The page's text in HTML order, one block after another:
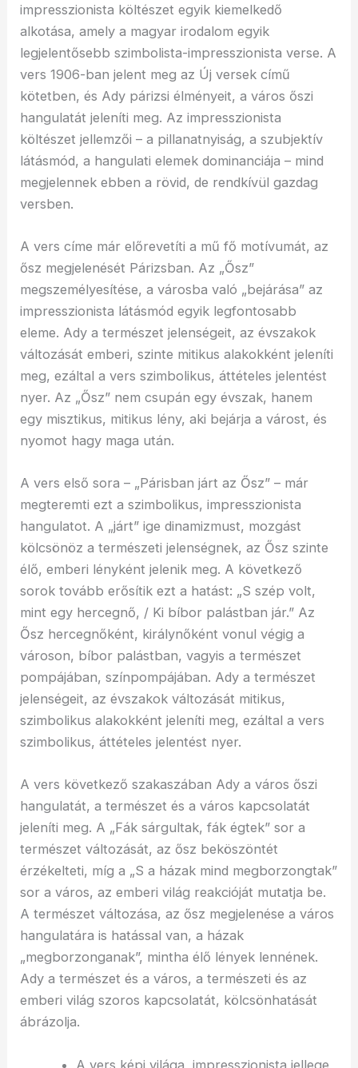
impresszionista költészet egyik kiemelkedő
alkotása, amely a magyar irodalom egyik
legjelentősebb szimbolista-impresszionista verse. A
vers 1906-ban jelent meg az Új versek című
kötetben, és Ady párizsi élményeit, a város őszi
hangulatát jeleníti meg. Az impresszionista
költészet jellemzői – a pillanatnyiság, a szubjektív
látásmód, a hangulati elemek dominanciája – mind
megjelennek ebben a rövid, de rendkívül gazdag
versben.
A vers címe már előrevetíti a mű fő motívumát, az
ősz megjelenését Párizsban. Az „Ősz”
megszemélyesítése, a városba való „bejárása” az
impresszionista látásmód egyik legfontosabb
eleme. Ady a természet jelenségeit, az évszakok
változását emberi, szinte mitikus alakokként jeleníti
meg, ezáltal a vers szimbolikus, áttételes jelentést
nyer. Az „Ősz” nem csupán egy évszak, hanem
egy misztikus, mitikus lény, aki bejárja a várost, és
nyomot hagy maga után.
A vers első sora – „Párisban járt az Ősz” – már
megteremti ezt a szimbolikus, impresszionista
hangulatot. A „járt” ige dinamizmust, mozgást
kölcsönöz a természeti jelenségnek, az Ősz szinte
élő, emberi lényként jelenik meg. A következő
sorok tovább erősítik ezt a hatást: „S szép volt,
mint egy hercegnő, / Ki bíbor palástban jár.” Az
Ősz hercegnőként, királynőként vonul végig a
városon, bíbor palástban, vagyis a természet
pompájában, színpompájában. Ady a természet
jelenségeit, az évszakok változását mitikus,
szimbolikus alakokként jeleníti meg, ezáltal a vers
szimbolikus, áttételes jelentést nyer.
A vers következő szakaszában Ady a város őszi
hangulatát, a természet és a város kapcsolatát
jeleníti meg. A „Fák sárgultak, fák égtek” sor a
természet változását, az ősz beköszöntét
érzékelteti, míg a „S a házak mind megborzongtak”
sor a város, az emberi világ reakcióját mutatja be.
A természet változása, az ősz megjelenése a város
hangulatára is hatással van, a házak
„megborzonganak”, mintha élő lények lennének.
Ady a természet és a város, a természeti és az
emberi világ szoros kapcsolatát, kölcsönhatását
ábrázolja.
A vers képi világa, impresszionista jellege